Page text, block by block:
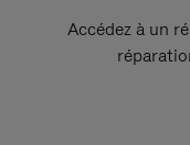
Accédez à un